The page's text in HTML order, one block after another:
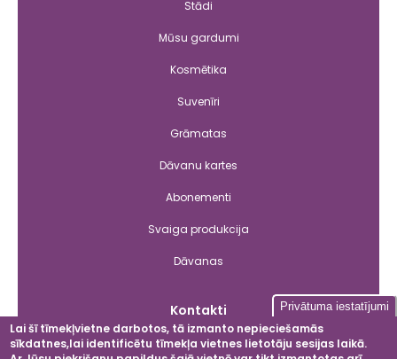
Stādi
Mūsu gardumi
Kosmētika
Suvenīri
Grāmatas
Dāvanu kartes
Abonementi
Svaiga produkcija
Dāvanas
Kontakti Privātuma iestatījumi
Lai šī tīmekļvietne darbotos, tā izmanto nepieciešamās
sīkdatnes,lai identificētu tīmekļa vietnes lietotāju sesijas laikā.